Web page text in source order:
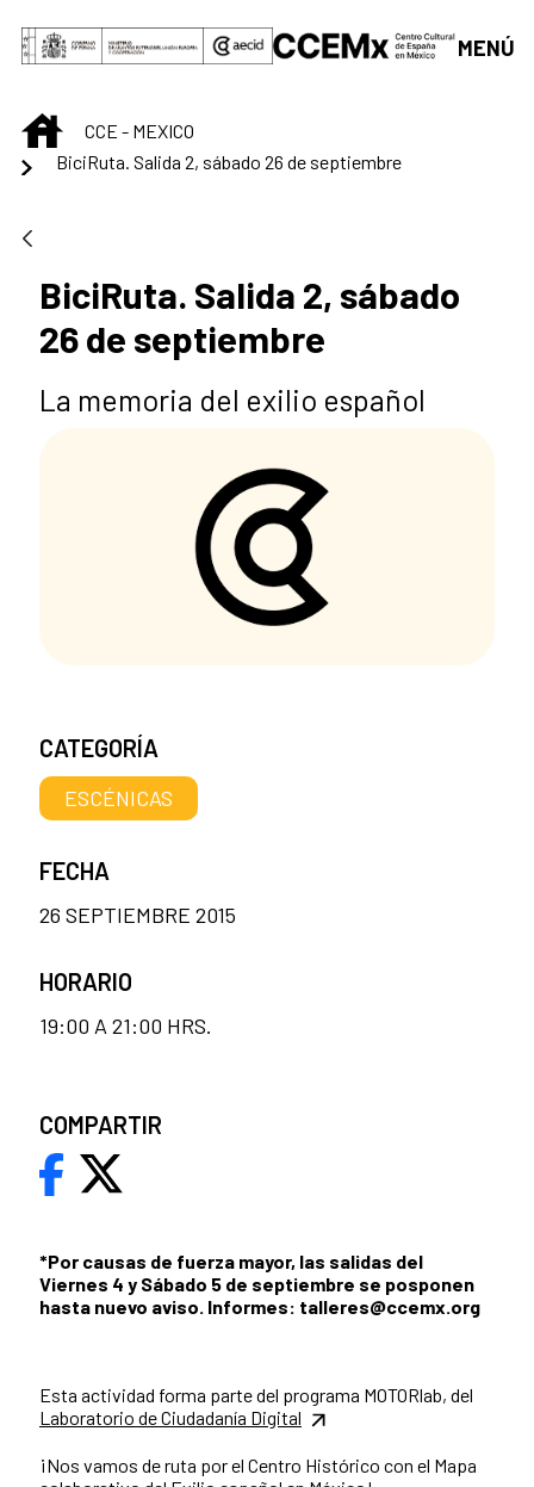
Saltar al contenido principal
MENÚ
INICIOCCE - MEXICO
BiciRuta. Salida 2, sábado 26 de septiembre
BiciRuta. Salida 2, sábado
26 de septiembre
La memoria del exilio español
*Por causas de fuerza mayor, las salidas del
Viernes 4 y Sábado 5 de septiembre se posponen
hasta nuevo aviso. Informes: talleres@ccemx.org
Esta actividad forma parte del programa MOTORlab, del
Laboratorio de Ciudadanía Digital
¡Nos vamos de ruta por el Centro Histórico con el Mapa
CATEGORÍA
ESCÉNICAS
FECHA
26 SEPTIEMBRE 2015
HORARIO
19:00 A 21:00 HRS.
COMPARTIR